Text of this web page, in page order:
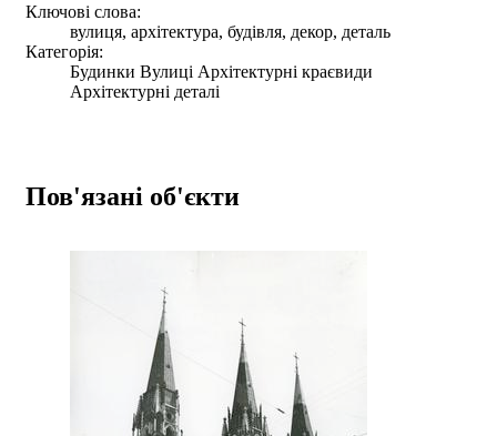
Ключові слова:
вулиця, архітектура, будівля, декор, деталь
Категорія:
Будинки Вулиці Архітектурні краєвиди
Архітектурні деталі
Пов'язані об'єкти